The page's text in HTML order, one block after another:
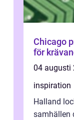
Chicago
för
04 augusti
inspiration
Halland
samhällen